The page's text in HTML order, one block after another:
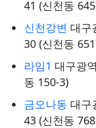
41 (신천동
신천강변 대구
30 (신천동
라임1 대구광
동 150-3)
금오나동 대구
43 (신천동